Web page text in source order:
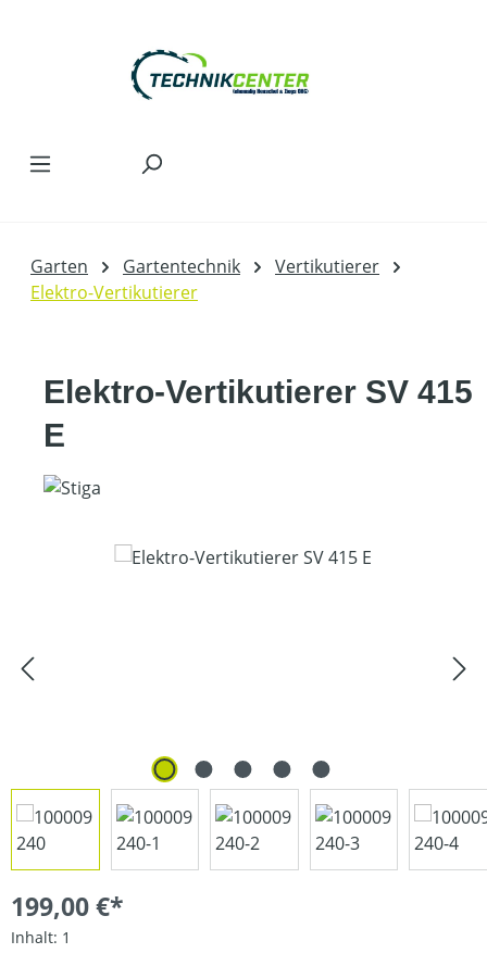
Garten Gartentechnik
Vertikutierer
Elektro-Vertikutierer
Elektro-Vertikutierer SV 415
E
Bildergalerie überspringen
199,00 €*
Inhalt: 1